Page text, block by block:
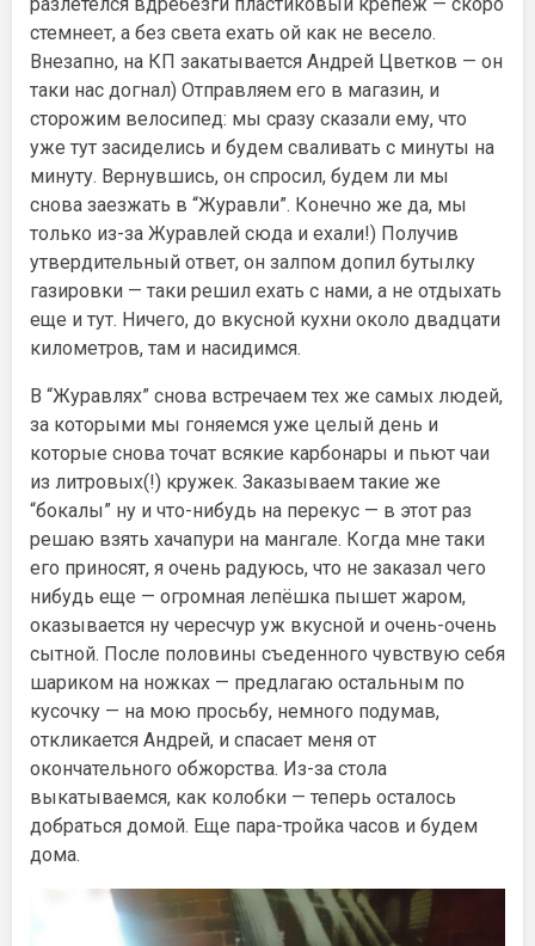
стемнеет, а без света ехать ой как не весело.
Внезапно, на КП закатывается Андрей Цветков — он
таки нас догнал) Отправляем его в магазин, и
сторожим велосипед: мы сразу сказали ему, что
уже тут засиделись и будем сваливать с минуты на
минуту. Вернувшись, он спросил, будем ли мы
снова заезжать в “Журавли”. Конечно же да, мы
только из-за Журавлей сюда и ехали!) Получив
утвердительный ответ, он залпом допил бутылку
газировки — таки решил ехать с нами, а не отдыхать
еще и тут. Ничего, до вкусной кухни около двадцати
километров, там и насидимся.
В “Журавлях” снова встречаем тех же самых людей,
за которыми мы гоняемся уже целый день и
которые снова точат всякие карбонары и пьют чаи
из литровых(!) кружек. Заказываем такие же
“бокалы” ну и что-нибудь на перекус — в этот раз
решаю взять хачапури на мангале. Когда мне таки
его приносят, я очень радуюсь, что не заказал чего
нибудь еще — огромная лепёшка пышет жаром,
оказывается ну чересчур уж вкусной и очень-очень
сытной. После половины съеденного чувствую себя
шариком на ножках — предлагаю остальным по
кусочку — на мою просьбу, немного подумав,
откликается Андрей, и спасает меня от
окончательного обжорства. Из-за стола
выкатываемся, как колобки — теперь осталось
добраться домой. Еще пара-тройка часов и будем
дома.